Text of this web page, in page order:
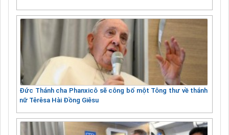
Đức Thánh cha Phanxicô sẽ công bố một Tông thư về thánh
nữ Têrêsa Hài Đồng Giêsu